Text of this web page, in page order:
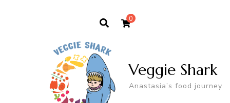
0
Veggie Shark
Anastasia’s food journey